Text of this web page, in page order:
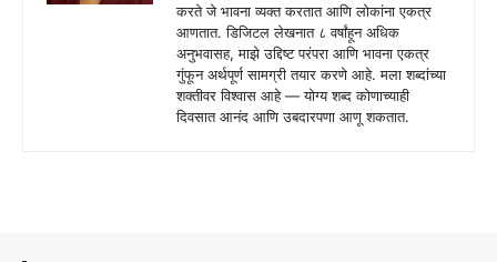
करते जे भावना व्यक्त करतात आणि लोकांना एकत्र
आणतात. डिजिटल लेखनात ८ वर्षांहून अधिक
अनुभवासह, माझे उद्दिष्ट परंपरा आणि भावना एकत्र
गुंफून अर्थपूर्ण सामग्री तयार करणे आहे. मला शब्दांच्या
शक्तीवर विश्वास आहे — योग्य शब्द कोणाच्याही
दिवसात आनंद आणि उबदारपणा आणू शकतात.